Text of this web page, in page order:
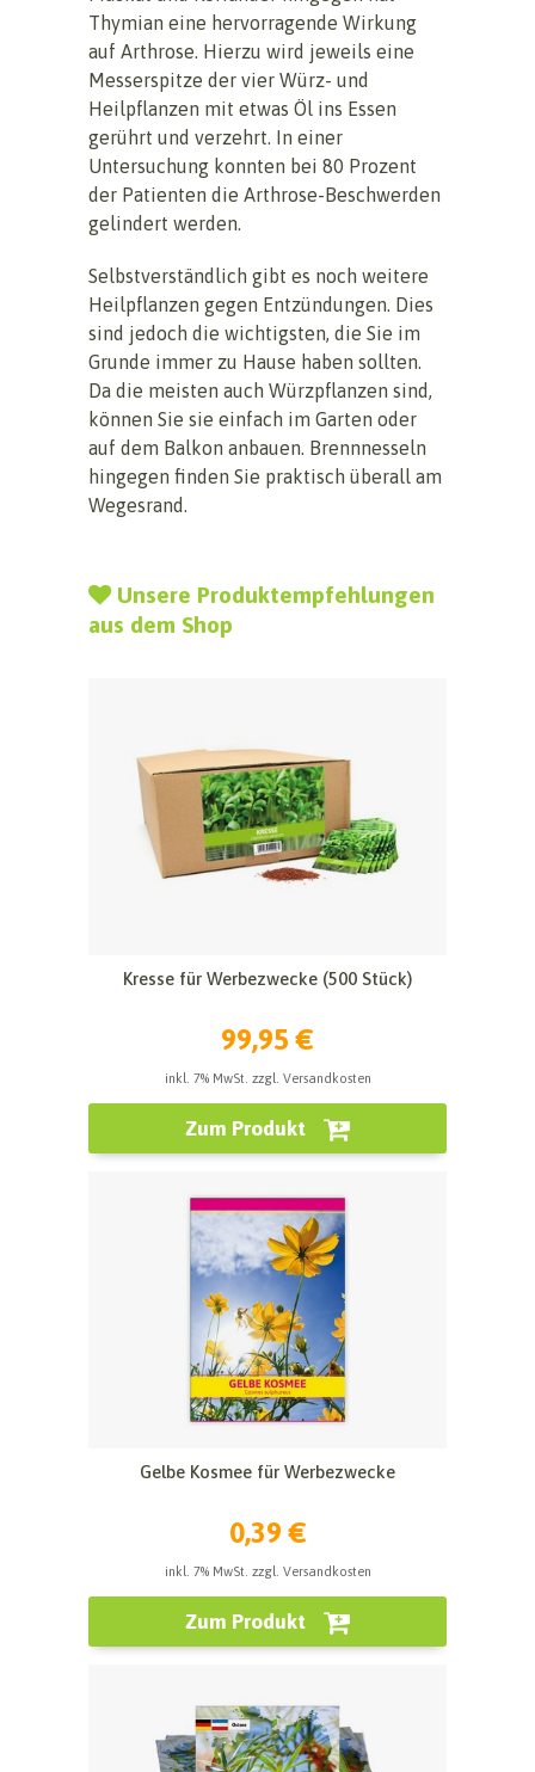
Thymian eine hervorragende Wirkung
auf Arthrose. Hierzu wird jeweils eine
Messerspitze der vier Würz- und
Heilpflanzen mit etwas Öl ins Essen
gerührt und verzehrt. In einer
Untersuchung konnten bei 80 Prozent
der Patienten die Arthrose-Beschwerden
gelindert werden.
Selbstverständlich gibt es noch weitere
Heilpflanzen gegen Entzündungen. Dies
sind jedoch die wichtigsten, die Sie im
Grunde immer zu Hause haben sollten.
Da die meisten auch Würzpflanzen sind,
können Sie sie einfach im Garten oder
auf dem Balkon anbauen. Brennnesseln
hingegen finden Sie praktisch überall am
Wegesrand.
Unsere Produktempfehlungen
aus dem Shop
Kresse für Werbezwecke (500 Stück)
99,95 €
inkl. 7% MwSt. zzgl. Versandkosten
Zum Produkt
Gelbe Kosmee für Werbezwecke
0,39 €
inkl. 7% MwSt. zzgl. Versandkosten
Zum Produkt